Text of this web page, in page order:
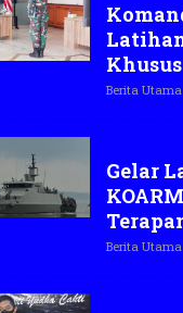
Khusus
Berita Utama
Gelar
Berita Utama